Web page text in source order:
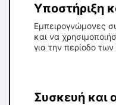
Υποστήριξη
Εμπειρογνώμονες
και να
για την περίοδο
Συσκευή και